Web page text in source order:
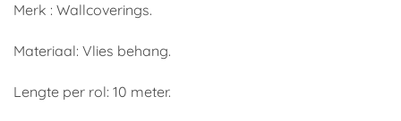
Merk : Wallcoverings.
Materiaal: Vlies behang.
Lengte per rol: 10 meter.